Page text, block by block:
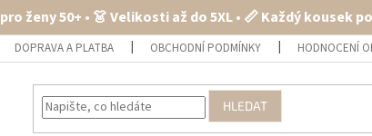
ženy 50+ • 👗 Velikosti až do 5XL • 📏 Každý kousek
DOPRAVA A PLATBA OBCHODNÍ PODMÍNKY HODNOCENÍ
HLEDAT